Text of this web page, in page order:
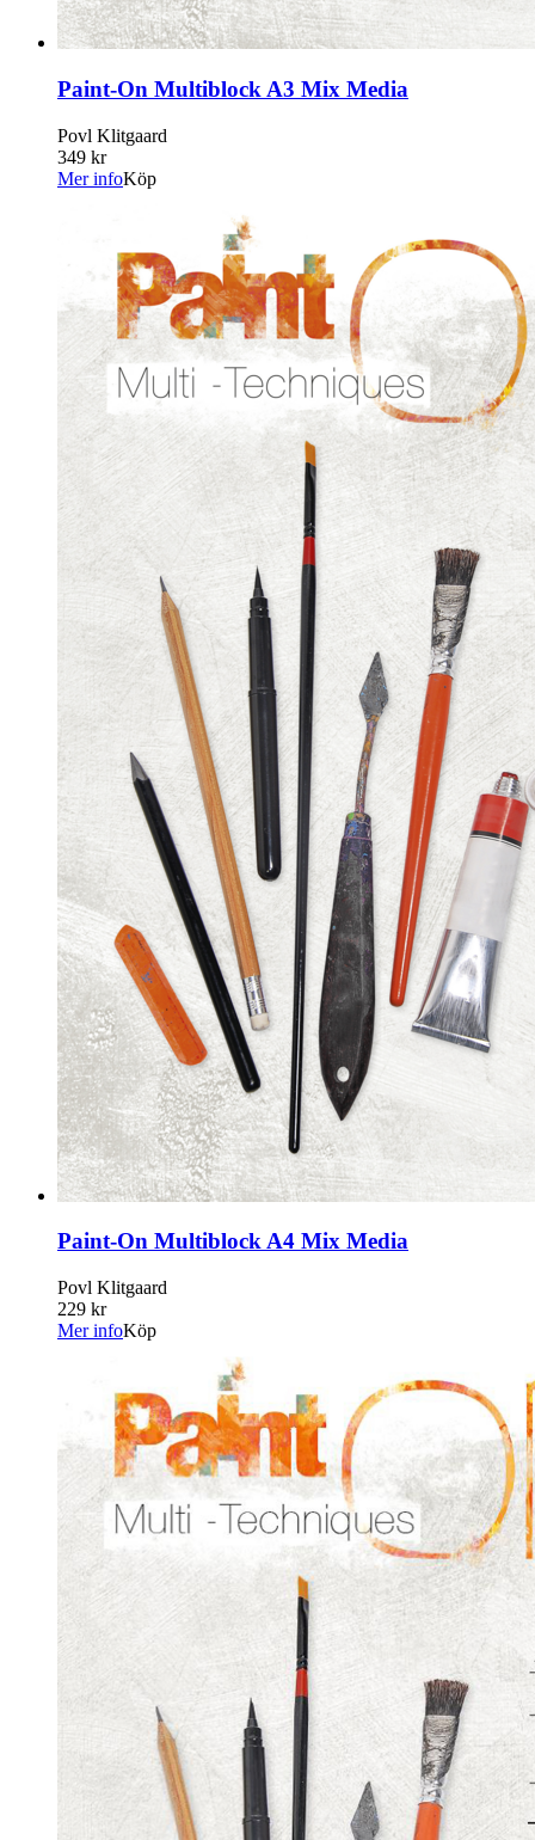
Paint-On Multiblock A3 Mix Media
Povl Klitgaard
349 kr
Mer infoKöp
Paint-On Multiblock A4 Mix Media
Povl Klitgaard
229 kr
Mer infoKöp